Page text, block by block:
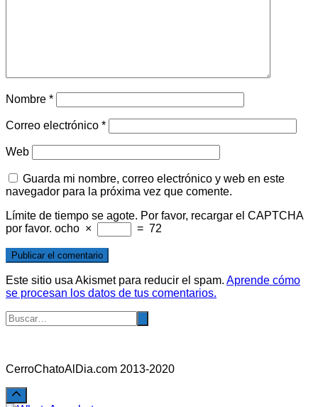
Nombre *
Correo electrónico *
Web
Guarda mi nombre, correo electrónico y web en este
navegador para la próxima vez que comente.
Límite de tiempo se agote. Por favor, recargar el CAPTCHA
por favor. ocho × = 72
Este sitio usa Akismet para reducir el spam. Aprende cómo
se procesan los datos de tus comentarios.
CerroChatoAlDia.com 2013-2020